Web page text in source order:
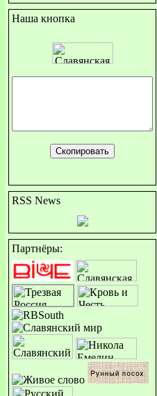
Наша кнопка
RSS News
Партнёры: